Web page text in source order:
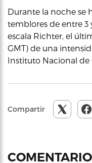
Durante la noche se
temblores de entre 3
escala Richter, el
GMT) de una
Instituto Nacional de
Compartir